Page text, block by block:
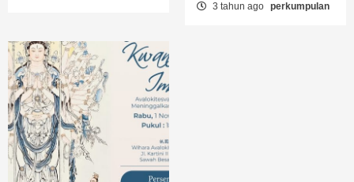
3 tahun ago perkumpulan